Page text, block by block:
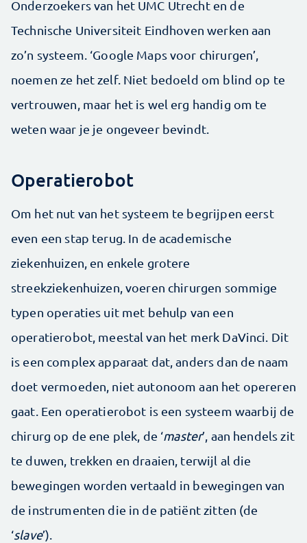
Onderzoekers van het UMC Utrecht en de
Technische Universiteit Eindhoven werken aan
zo’n systeem. ‘Google Maps voor chirurgen’,
noemen ze het zelf. Niet bedoeld om blind op te
vertrouwen, maar het is wel erg handig om te
weten waar je je ongeveer bevindt.
Operatierobot
Om het nut van het systeem te begrijpen eerst
even een stap terug. In de academische
ziekenhuizen, en enkele grotere
streekziekenhuizen, voeren chirurgen sommige
typen operaties uit met behulp van een
operatierobot, meestal van het merk DaVinci. Dit
is een complex apparaat dat, anders dan de naam
doet vermoeden, niet autonoom aan het opereren
gaat. Een operatierobot is een systeem waarbij de
chirurg op de ene plek, de ‘master’, aan hendels zit
te duwen, trekken en draaien, terwijl al die
bewegingen worden vertaald in bewegingen van
de instrumenten die in de patiënt zitten (de
‘slave’).